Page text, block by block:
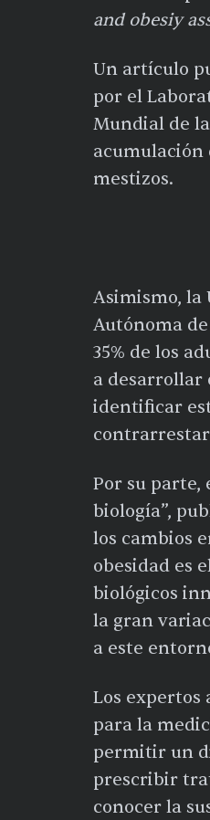
and obesiy
Un artículo
por el
Mundial de
acumulación
mestizos.
Asimismo, la
Autónoma
35% de los
a desarrollar
identificar
Por su parte,
biología”,
los cambios
obesidad es
biológicos
la gran
a este
Los expertos
para la
permitir un
prescribir
conocer la